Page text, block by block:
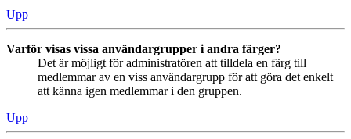
Upp
Varför visas vissa användargrupper i andra färger?
Det är möjligt för administratören att tilldela en färg till
medlemmar av en viss användargrupp för att göra det enkelt
att känna igen medlemmar i den gruppen.
Upp